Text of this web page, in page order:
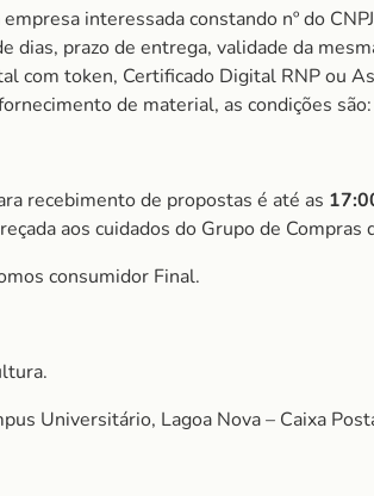
interessada constando nº do
dias, prazo de entrega, validade da
com token, Certificado Digital RNP ou
de material, as condições
recebimento de propostas é até as
aos cuidados do Grupo de Compras
consumidor Final.
Universitário, Lagoa Nova – Caixa